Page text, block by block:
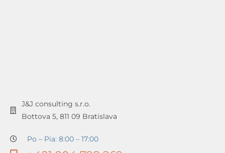
J&J consulting s.r.o.
Bottova 5, 811 09 Bratislava
Po – Pia: 8:00 – 17:00